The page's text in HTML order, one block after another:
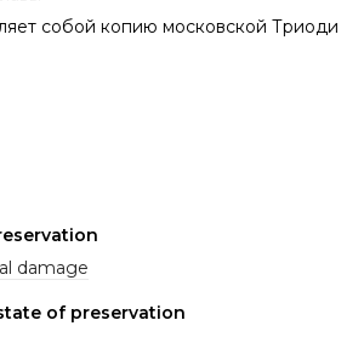
собой копию московской Триоди
damage
of preservation